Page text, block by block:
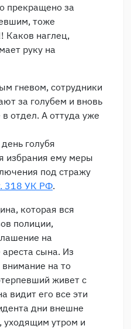
прекращено за
тоже
Каков наглец,
руку на
гневом, сотрудники
за голубем и вновь
отдел. А оттуда уже
голубя
избрания ему меры
под стражу
318 УК РФ.
которая вся
полиции,
на
сына. Из
на то
живет с
видит его все эти
дни внешне
утром и